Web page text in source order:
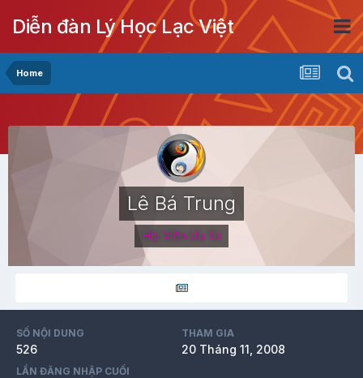
Diễn đàn Lý Học Lạc Việt
Home
Lê Bá Trung
Hội Viên Ưu Tú
SỐ NỘI DUNG
526
THAM GIA
20 Tháng 11, 2008
LẦN ĐĂNG NHẬP CUỐI